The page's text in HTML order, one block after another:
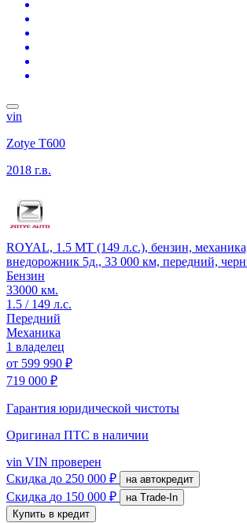
vin
Zotye T600
2018 г.в.
ROYAL, 1.5 MT (149 л.с.), бензин,
внедорожник 5д., 33 000 км, передний,
Бензин
33000 км.
1.5 / 149 л.с.
Передний
Механика
1 владелец
от 599 990 ₽
719 000 ₽
Гарантия юридической чистоты
Оригинал ПТС в наличии
vin VIN проверен
Скидка до 250 000 ₽ на автокредит
Скидка до 150 000 ₽
на Trade-In
Купить в кредит